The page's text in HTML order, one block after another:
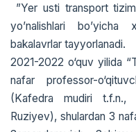
”Yer usti transport
yo’nalishlari
bakalavrlar tayyorlanadi.
2021-2022 o‘quv yilida
nafar professor-
(Kafedra mudiri t.f.n.,
Ruziyev), shulardan 3